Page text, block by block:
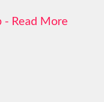
Read More